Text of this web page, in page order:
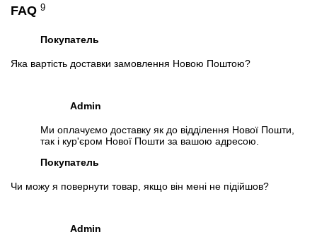
FAQ 9
Покупатель
Яка вартість доставки замовлення Новою Поштою?
Admin
Ми оплачуємо доставку як до відділення Нової Пошти,
так і кур'єром Нової Пошти за вашою адресою.
Покупатель
Чи можу я повернути товар, якщо він мені не підійшов?
Admin